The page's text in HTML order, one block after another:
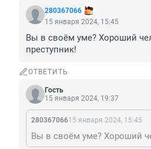
280367066
15 января 2024, 15:45
Вы в своём уме? Хороший
преступник!
ОТВЕТИТЬ
Гость
15 января 2024, 19:37
28036706615 января 2024, 15:45